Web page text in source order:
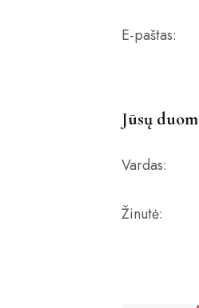
E-paštas:
Jūsų
Vardas:
Žinutė: